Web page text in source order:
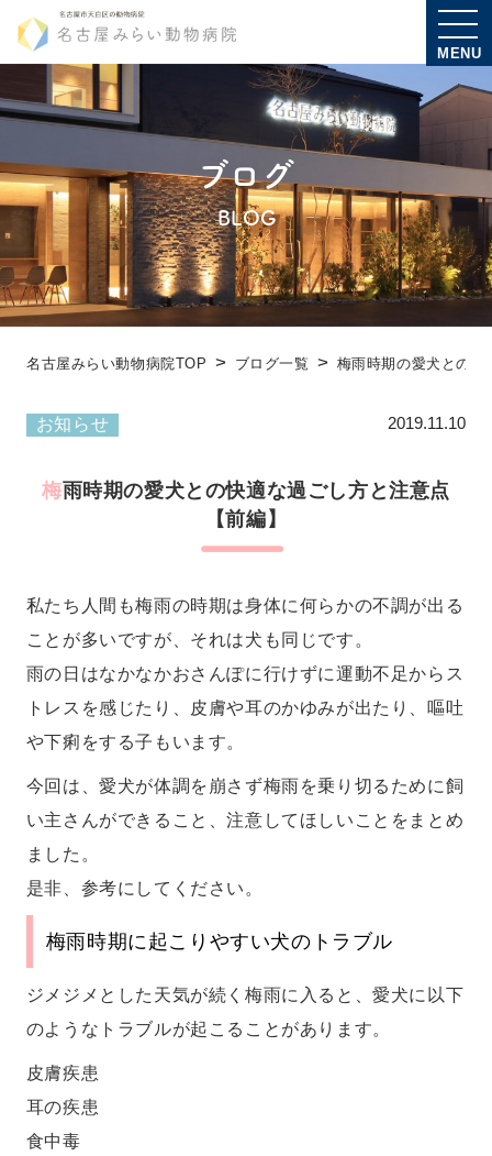
MENU
ブログ
BLOG
名古屋みらい動物病院TOP ブログ一覧 梅雨時期の愛犬との
お知らせ 2019.11.10
梅雨時期の愛犬との快適な過ごし方と注意点
【前編】
私たち人間も梅雨の時期は身体に何らかの不調が出る
ことが多いですが、それは犬も同じです。
雨の日はなかなかおさんぽに行けずに運動不足からス
トレスを感じたり、皮膚や耳のかゆみが出たり、嘔吐
や下痢をする子もいます。
今回は、愛犬が体調を崩さず梅雨を乗り切るために飼
い主さんができること、注意してほしいことをまとめ
ました。
是非、参考にしてください。
梅雨時期に起こりやすい犬のトラブル
ジメジメとした天気が続く梅雨に入ると、愛犬に以下
のようなトラブルが起こることがあります。
皮膚疾患
耳の疾患
食中毒